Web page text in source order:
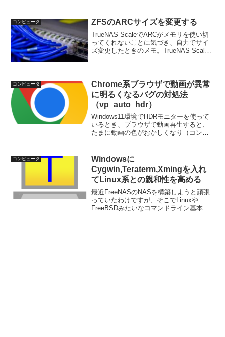
状に遭遇しました。nvidia-smi...
コンピュータ ZFSのARCサイズを変更する
TrueNAS ScaleでARCがメモリを使い切
ってくれないことに気づき、自力でサイ
ズ変更したときのメモ。TrueNAS Scale
コンピュータ
Chrome系ブラウザで動画が異常
に明るくなるバグの対処法
（vp_auto_hdr）
Windows11環境でHDRモニターを使って
いるとき、ブラウザで動画再生すると、
たまに動画の色がおかしくなり（コント
状がときたま起こります。Google
Chrome...
コンピュータ
Windowsに
Cygwin,Teraterm,Xmingを入れ
てLinux系との親和性を高める
最近FreeNASのNASを構築しようと頑張
っていたわけですが、そこでLinuxや
FreeBSDみたいなコマンドライン基本の